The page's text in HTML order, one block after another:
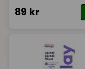
89 kr